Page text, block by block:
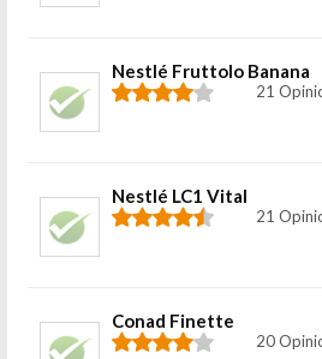
Nestlé Fruttolo Banana
21
Nestlé LC1 Vital
21
Conad Finette
20